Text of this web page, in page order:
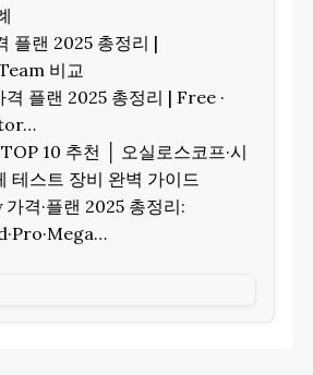
플랜 2025 총정리 |
비교
플랜 2025 총정리 | Free ·
10 추천 │ 오실로스코프·시
테스트 장비 완벽 가이드
격·플랜 2025 총정리: